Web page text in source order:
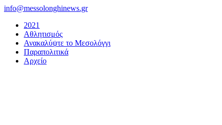
Μετάβαση
περιεχόμενο
info@messolonghinews.gr
2021
Αθλητισμός
Ανακαλύψτε το Μεσολόγγι
Παραπολιτικά
Αρχείο